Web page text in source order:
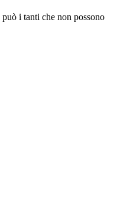
i tanti che non possono